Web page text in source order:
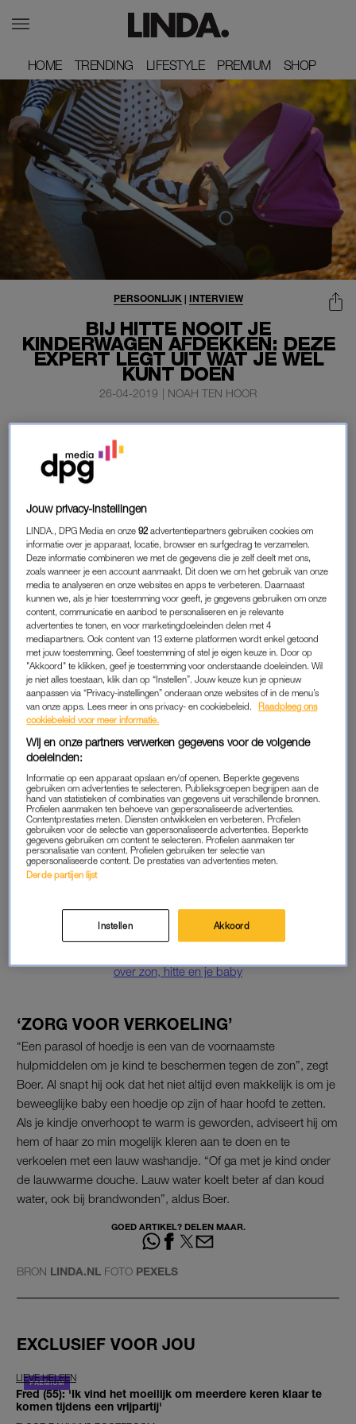
HOME
HOME TRENDING
TRENDING LIFESTYLE
LIFESTYLE PREMIUM
PREMIUM SHOP
SHOP
BIJ HITTE NOOIT JE
KINDERWAGEN AFDEKKEN: DEZE
EXPERT LEGT UIT WAT JE WÉL
KUNT DOEN
PERSOONLIJK| INTERVIEW
26-04-2019 | NOAH TEN HOOR
waarin is te zien hoe hoog de temperatuur oploopt
als je een kinderwagen met een doek afdekt om
schaduw te creëren .
Angelo Boer (41), eigenaar van
EHBO , legt ons uit wat je het beste kunt doen om je baby in de
wagen koel te houden deze zomer.
NOOIT KINDERWAGEN AFDEKKEN
Veel ouders reageerden verontwaardigd op de video van
Brandbewust BHV & EHBO,die we deze week deelden. We
kregen bezorgde reacties als ‘Ik roep het al jaren’ en ‘Ik krijg
het al benauwd als ik ernaar kijk’. Er zijn ook vrouwen die
aangeven een ‘veilige kinderwagen’ te hebben en die
‘parasolletjes maar onhandig vinden’. Angelo Boer stelt ons
wat andere alternatieven voor.
‘ZET JE KIND UIT DE ZON’
“Ten eerste is het belangrijk om kinderen altijd uit de zon te
zetten. En vergeet dan niet te smeren met een hoge factor, ook
in de schaduw”, benadrukt Boer. Volgens hem is het zaak om
helemaal geen zonwerende doeken te gebruiken. Als het aan
over zon, hitte en je baby
‘ZORG VOOR VERKOELING’
“Een parasol of hoedje is een van de voornaamste
hulpmiddelen om je kind te beschermen tegen de zon”, zegt
Boer. Al snapt hij ook dat het niet altijd even makkelijk is om je
beweeglijke baby een hoedje op zijn of haar hoofd te zetten.
Als je kindje onverhoopt te warm is geworden, adviseert hij om
hem of haar zo min mogelijk kleren aan te doen en te
verkoelen met een lauw washandje. “Of ga met je kind onder
de lauwwarme douche. Lauw water koelt beter af dan koud
water, ook bij brandwonden”, aldus Boer.
GOED ARTIKEL? DELEN MAAR.
BRON LINDA.NL FOTO PEXELS
EXCLUSIEF VOOR JOU
LIEVE HELEEN
Fred (55): 'Ik vind het moeilijk om meerdere keren klaar te
komen tijdens een vrijpartij'
Jouw privacy-instellingen
LINDA., DPG Media en onze92 advertentiepartners gebruiken cookies om
informatie over je apparaat, locatie, browser en surfgedrag te verzamelen.
Deze informatie combineren we met de gegevens die je zelf deelt met ons,
zoals wanneer je een account aanmaakt. Dit doen we om het gebruik van onze
media te analyseren en onze websites en apps te verbeteren. Daarnaast
kunnen we, als je hier toestemming voor geeft, je gegevens gebruiken om onze
content, communicatie en aanbod te personaliseren en je relevante
advertenties te tonen, en voor marketingdoeleinden delen met 4
mediapartners. Ook content van 13 externe platformen wordt enkel getoond
met jouw toestemming. Geef toestemming of stel je eigen keuze in. Door op
"Akkoord" te klikken, geef je toestemming voor onderstaande doeleinden. Wil
je niet alles toestaan, klik dan op “Instellen”. Jouw keuze kun je opnieuw
aanpassen via “Privacy-instellingen” onderaan onze websites of in de menu’s
van onze apps. Lees meer in ons privacy- en cookiebeleid.
Raadpleeg ons
cookiebeleid voor meer informatie.
Wij en onze partners verwerken gegevens voor de volgende
doeleinden:
Informatie op een apparaat opslaan en/of openen. Beperkte gegevens
gebruiken om advertenties te selecteren. Publieksgroepen begrijpen aan de
hand van statistieken of combinaties van gegevens uit verschillende bronnen.
Profielen aanmaken ten behoeve van gepersonaliseerde advertenties.
Contentprestaties meten. Diensten ontwikkelen en verbeteren. Profielen
gebruiken voor de selectie van gepersonaliseerde advertenties. Beperkte
gegevens gebruiken om content te selecteren. Profielen aanmaken ter
personalisatie van content. Profielen gebruiken ter selectie van
gepersonaliseerde content. De prestaties van advertenties meten.
Derde partijen lijst
Instellen Akkoord